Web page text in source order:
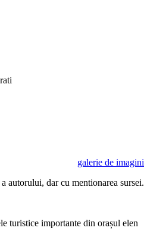
galerie de imagini
autorului, dar cu mentionarea sursei.
turistice importante din orașul elen